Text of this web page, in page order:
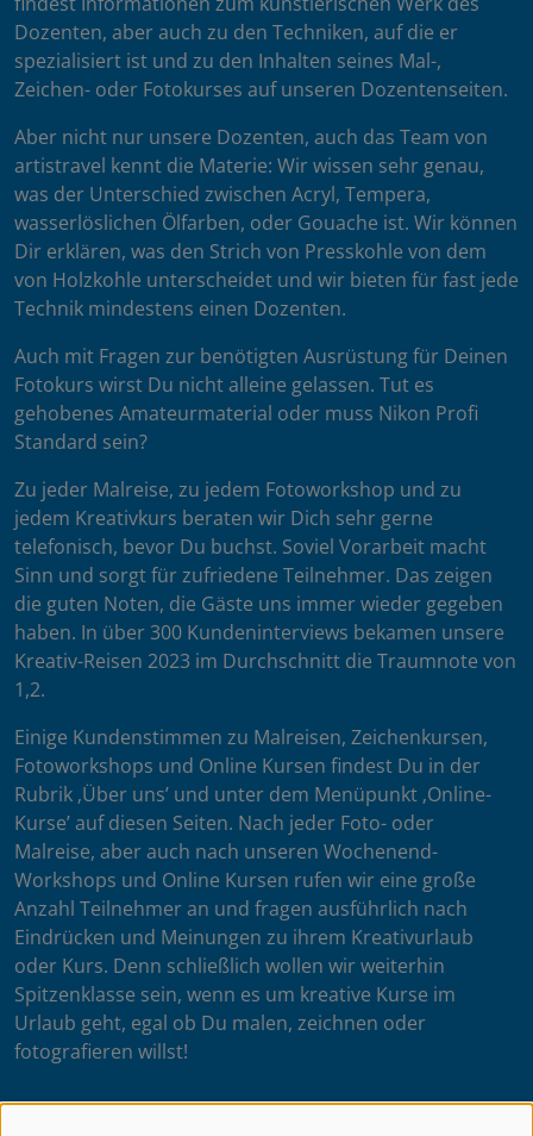
Dozenten, aber auch zu den Techniken, auf die er
spezialisiert ist und zu den Inhalten seines Mal-,
Zeichen- oder Fotokurses auf unseren Dozentenseiten.
Aber nicht nur unsere Dozenten, auch das Team von
artistravel kennt die Materie: Wir wissen sehr genau,
was der Unterschied zwischen Acryl, Tempera,
wasserlöslichen Ölfarben, oder Gouache ist. Wir können
Dir erklären, was den Strich von Presskohle von dem
von Holzkohle unterscheidet und wir bieten für fast jede
Technik mindestens einen Dozenten.
Auch mit Fragen zur benötigten Ausrüstung für Deinen
Fotokurs wirst Du nicht alleine gelassen. Tut es
gehobenes Amateurmaterial oder muss Nikon Profi
Standard sein?
Zu jeder Malreise, zu jedem Fotoworkshop und zu
jedem Kreativkurs beraten wir Dich sehr gerne
telefonisch, bevor Du buchst. Soviel Vorarbeit macht
Sinn und sorgt für zufriedene Teilnehmer. Das zeigen
die guten Noten, die Gäste uns immer wieder gegeben
haben. In über 300 Kundeninterviews bekamen unsere
Kreativ-Reisen 2023 im Durchschnitt die Traumnote von
1,2.
Einige Kundenstimmen zu Malreisen, Zeichenkursen,
Fotoworkshops und Online Kursen findest Du in der
Rubrik ‚Über uns’ und unter dem Menüpunkt ‚Online-
Kurse’ auf diesen Seiten. Nach jeder Foto- oder
Malreise, aber auch nach unseren Wochenend-
Workshops und Online Kursen rufen wir eine große
Anzahl Teilnehmer an und fragen ausführlich nach
Eindrücken und Meinungen zu ihrem Kreativurlaub
oder Kurs. Denn schließlich wollen wir weiterhin
Spitzenklasse sein, wenn es um kreative Kurse im
Urlaub geht, egal ob Du malen, zeichnen oder
fotografieren willst!